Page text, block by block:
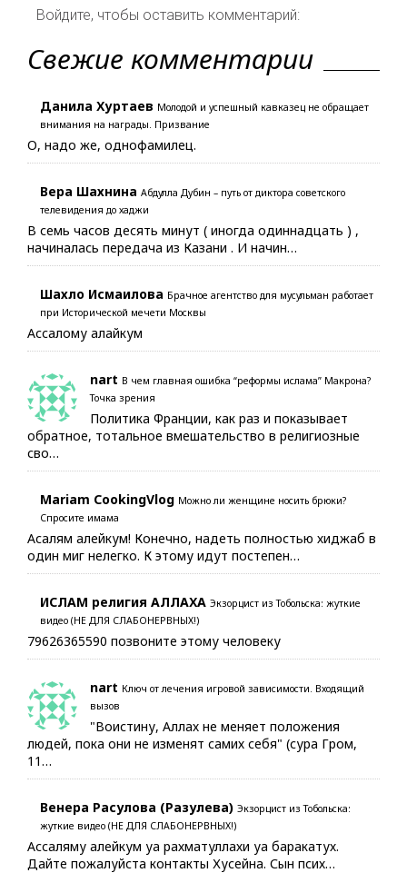
Войдите, чтобы оставить комментарий:
Свежие комментарии
Данила Хуртаев Молодой и успешный кавказец не обращает
внимания на награды. Призвание
О, надо же, однофамилец.
Вера Шахнина Абдулла Дубин – путь от диктора советского
телевидения до хаджи
В семь часов десять минут ( иногда одиннадцать ) ,
начиналась передача из Казани . И начин…
Шахло Исмаилова Брачное агентство для мусульман работает
при Исторической мечети Москвы
Ассалому алайкум
nart В чем главная ошибка “реформы ислама” Макрона?
Точка зрения
Политика Франции, как раз и показывает
обратное, тотальное вмешательство в религиозные
сво…
Mariam CookingVlog Можно ли женщине носить брюки?
Спросите имама
Асалям алейкум! Конечно, надеть полностью хиджаб в
один миг нелегко. К этому идут постепен…
ИСЛАМ религия АЛЛАХА Экзорцист из Тобольска: жуткие
видео (НЕ ДЛЯ СЛАБОНЕРВНЫХ!)
79626365590 позвоните этому человеку
nart Ключ от лечения игровой зависимости. Входящий
вызов
"Воистину, Аллах не меняет положения
людей, пока они не изменят самих себя" (сура Гром,
11…
Венера Расулова (Разулева) Экзорцист из Тобольска:
жуткие видео (НЕ ДЛЯ СЛАБОНЕРВНЫХ!)
Ассаляму алейкум уа рахматуллахи уа баракатух.
Дайте пожалуйста контакты Хусейна. Сын псих…